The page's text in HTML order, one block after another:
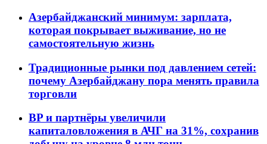
Азербайджанский минимум: зарплата,
которая покрывает выживание, но не
самостоятельную жизнь
Традиционные рынки под давлением сетей:
почему Азербайджану пора менять правила
торговли
BP и партнёры увеличили
капиталовложения в АЧГ на 31%, сохранив